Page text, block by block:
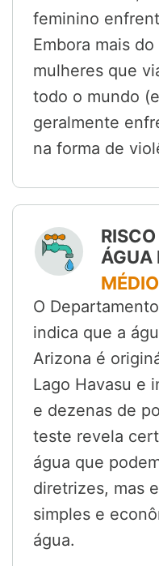
feminino
Embora mais
mulheres que
todo o mundo
geralmente
na forma de
ÁGUA
MÉDIO
O
indica que a
Arizona é
Lago Havasu e
e dezenas de
teste revela
água que
diretrizes, mas
simples e
água.